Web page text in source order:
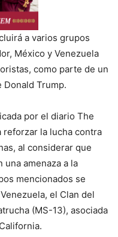
a varios grupos
México y Venezuela
como parte de un
Trump.
por el diario The
reforzar la lucha contra
al considerar que
amenaza a la
mencionados se
el Clan del
(MS-13), asociada